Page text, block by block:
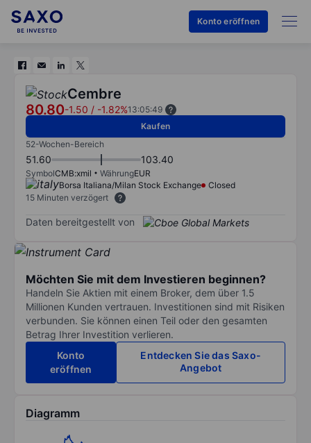
Konto eröffnen
Cembre
80.80-1.50 / -1.82%13:05:49
Kaufen
52-Wochen-Bereich
51.60 103.40
SymbolCMB:xmil WährungEUR
Borsa Italiana/Milan Stock Exchange
Closed
15 Minuten verzögert
Daten bereitgestellt von
Möchten Sie mit dem Investieren beginnen?
Handeln Sie Aktien mit einem Broker, dem über 1.5
Millionen Kunden vertrauen. Investitionen sind mit Risiken
verbunden. Sie können einen Teil oder den gesamten
Betrag Ihrer Investition verlieren.
Konto
eröffnen
Entdecken Sie das Saxo-
Angebot
Diagramm